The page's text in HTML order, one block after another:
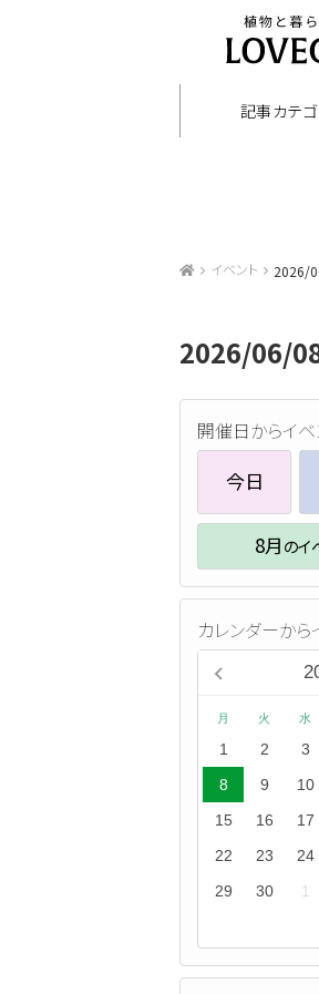
記事カテゴ
イベント 2026/
2026/06/08
開催日からイベ
今日
8月 のイ
カレンダーから
月 火 水
1 2 3
8
9 10
15
16 17
22
23 24
29
30 1